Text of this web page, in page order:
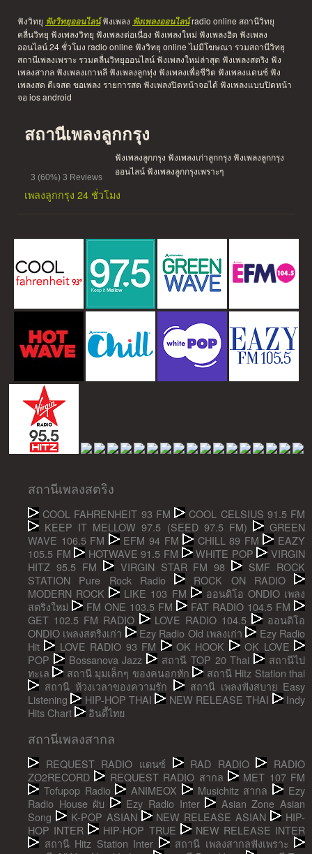
ฟังวิทยุ ฟังวิทยุออนไลน์ฟังเพลง ฟังเพลงออนไลน์radio online สถานีวิทยุ
คลื่นวิทยุ ฟังเพลงวิทยุ ฟังเพลงต่อเนื่อง ฟังเพลงใหม่ ฟังเพลงฮิต ฟังเพลง
ออนไลน์ 24 ชั่วโมง radio online ฟังวิทยุ online ไม่มีโฆษณา รวมสถานีวิทยุ
สถานีเพลงเพราะ รวมคลื่นวิทยุออนไลน์ ฟังเพลงใหม่ล่าสุด ฟังเพลงสตริง ฟัง
เพลงสากล ฟังเพลงเกาหลี ฟังเพลงลูกทุ่ง ฟังเพลงเพื่อชีวิต ฟังเพลงแดนซ์ ฟัง
เพลงสด ดีเจสด ขอเพลง รายการสด ฟังเพลงปิดหน้าจอได้ ฟังเพลงแบบปิดหน้า
จอ ios android
สถานีเพลงลูกกรุง
3 (60%) 3 Reviews
ฟังเพลงลูกกรุง ฟังเพลงเก่าลูกกรุง ฟังเพลงลูกกรุง
ออนไลน์ ฟังเพลงลูกกรุงเพราะๆ
เพลงลูกกรุง 24 ชั่วโมง
สถานีเพลงสตริง
COOL FAHRENHEIT 93 FM
COOL CELSIUS 91.5 FM
KEEP IT MELLOW 97.5 (SEED 97.5 FM)
GREEN
WAVE 106.5 FM
EFM 94 FM CHILL 89 FM
EAZY
105.5 FM
HOTWAVE 91.5 FM WHITE POP
VIRGIN
HITZ 95.5 FM
VIRGIN STAR FM 98
SMF ROCK
STATION Pure Rock Radio
ROCK ON RADIO
MODERN ROCK
LIKE 103 FM
ออนดิโอ ONDIO เพลง
สตริงใหม่
FM ONE 103.5 FM
FAT RADIO 104.5 FM
GET 102.5 FM RADIO
LOVE RADIO 104.5
ออนดิโอ
ONDIO เพลงสตริงเก่า
Ezy Radio Old เพลงเก่า
Ezy Radio
Hit
LOVE RADIO 93 FM OK HOOK
OK LOVE
POP
Bossanova Jazz สถานี TOP 20 Thai
สถานีไป
ทะเล
สถานี มุมเล็กๆ ของคนอกหัก
สถานี Hitz Station thai
สถานี ห้วงเวลาของความรัก
สถานี เพลงฟังสบาย Easy
Listening
HIP-HOP THAI NEW RELEASE THAI
Indy
Hits Chart
อินดี้ไทย
สถานีเพลงสากล
REQUEST RADIO แดนซ์ RAD RADIO
RADIO
ZO2RECORD
REQUEST RADIO สากล
MET 107 FM
Tofupop Radio
ANIMEOX Musichitz สากล
Ezy
Radio House ผับ
Ezy Radio Inter
Asian Zone Asian
Song
K-POP ASIAN NEW RELEASE ASIAN
HIP-
HOP INTER
HIP-HOP TRUE
NEW RELEASE INTER
สถานี Hitz Station Inter
สถานี เพลงสากลฟังเพราะ